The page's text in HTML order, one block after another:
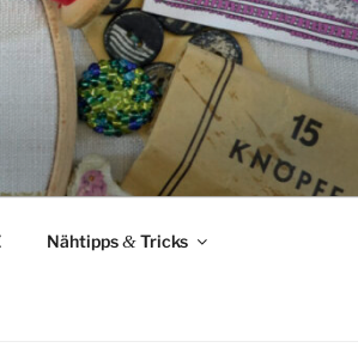
Nähtipps&Tricks